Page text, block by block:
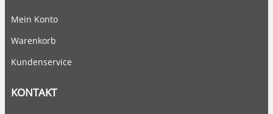
Mein Konto
Warenkorb
Kundenservice
KONTAKT